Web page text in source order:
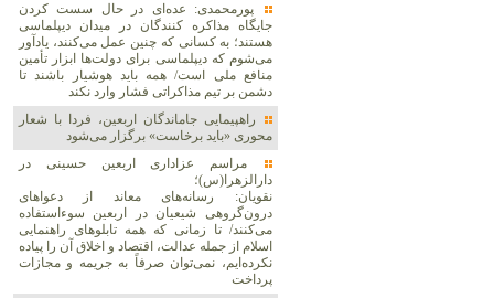
پورمحمدی: عده‌ای در حال سست کردن
جایگاه مذاکره کنندگان در میدان دیپلماسی
هستند؛ به کسانی که چنین عمل می‌کنند، یادآور
می‌شوم که دیپلماسی برای دولت‌ها ابزار تأمین
منافع ملی است/ همه باید هوشیار باشند تا
دشمن بر تیم مذاکراتی فشار وارد نکند
راهپیمایی جاماندگان اربعین، فردا با شعار
محوری «باید برخاست» برگزار می‌شود
مراسم عزاداری اربعین حسینی در
دارالزهرا(س)؛
نقویان: رسانه‌های معاند از دعواهای
درون‌گروهی شیعیان در اربعین سوءاستفاده
می‌کنند/ تا زمانی که همه تابلوهای راهنمایی
اسلام از جمله عدالت، اقتصاد و اخلاق آن را پیاده
نکرده‌ایم، نمی‌توان صرفاً به جریمه و مجازات
پرداخت